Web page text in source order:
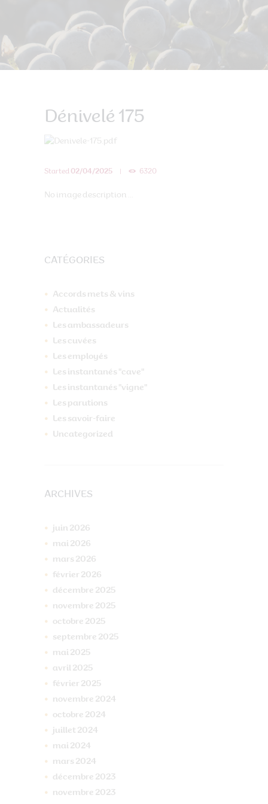
Dénivelé 175
Started 02/04/2025 6320
No image description ...
CATÉGORIES
Accords mets & vins
Actualités
Les ambassadeurs
Les cuvées
Les employés
Les instantanés "cave"
Les instantanés "vigne"
Les parutions
Les savoir-faire
Uncategorized
ARCHIVES
juin 2026
mai 2026
mars 2026
février 2026
décembre 2025
novembre 2025
octobre 2025
septembre 2025
mai 2025
avril 2025
février 2025
novembre 2024
octobre 2024
juillet 2024
mai 2024
mars 2024
décembre 2023
novembre 2023